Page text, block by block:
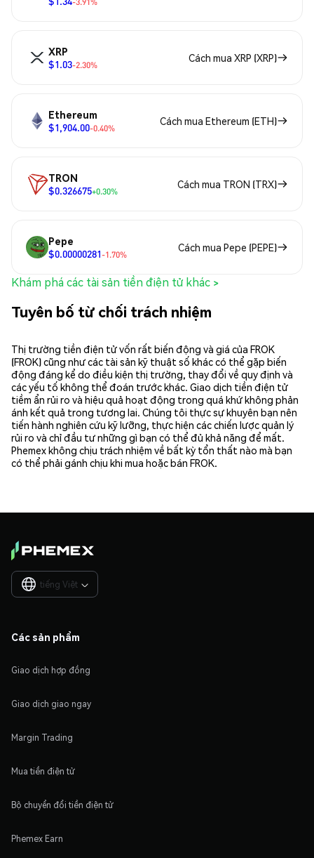
XRP
$1.03-2.30%
Cách mua XRP (XRP)
Ethereum
$1,904.00-0.40%
Cách mua Ethereum (ETH)
TRON
$0.326675+0.30%
Cách mua TRON (TRX)
Pepe
$0.00000281-1.70%
Cách mua Pepe (PEPE)
Khám phá các tài sản tiền điện tử khác >
Tuyên bố từ chối trách nhiệm
Thị trường tiền điện tử vốn rất biến động và giá của FROK
(FROK) cũng như các tài sản kỹ thuật số khác có thể gặp biến
động đáng kể do điều kiện thị trường, thay đổi về quy định và
các yếu tố không thể đoán trước khác. Giao dịch tiền điện tử
tiềm ẩn rủi ro và hiệu quả hoạt động trong quá khứ không phản
ánh kết quả trong tương lai. Chúng tôi thực sự khuyên bạn nên
tiến hành nghiên cứu kỹ lưỡng, thực hiện các chiến lược quản lý
rủi ro và chỉ đầu tư những gì bạn có thể đủ khả năng để mất.
Phemex không chịu trách nhiệm về bất kỳ tổn thất nào mà bạn
có thể phải gánh chịu khi mua hoặc bán FROK.
tiếng Việt 
Các sản phẩm
Giao dịch hợp đồng
Giao dịch giao ngay
Margin Trading
Mua tiền điện tử
Bộ chuyển đổi tiền điện tử
Phemex Earn